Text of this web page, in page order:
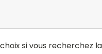
si vous recherchez